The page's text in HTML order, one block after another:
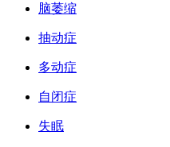
脑萎缩
抽动症
多动症
自闭症
失眠